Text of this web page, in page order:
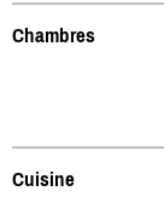
Chambres
Cuisine